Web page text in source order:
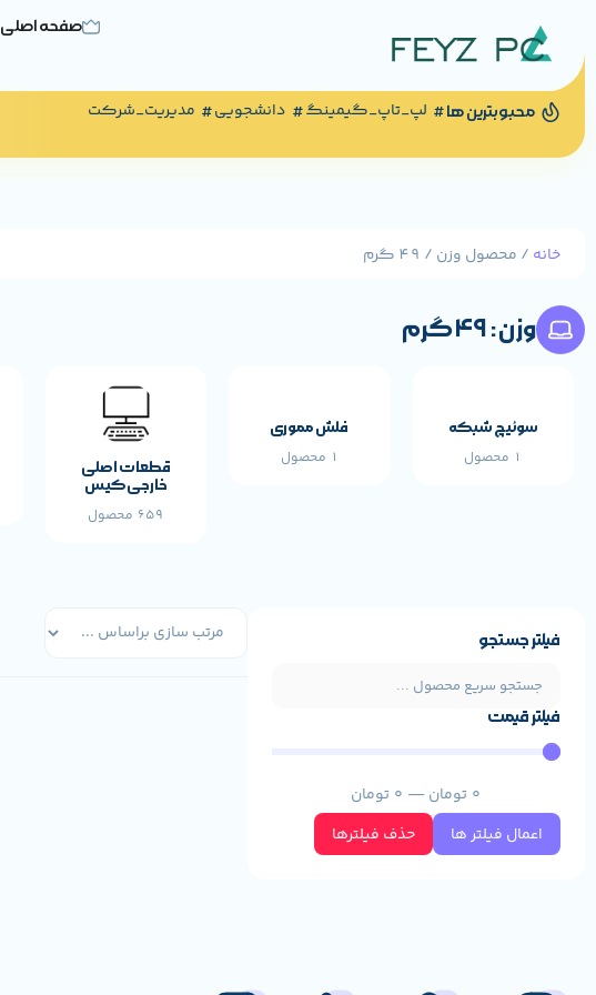
صفحه اصلی
محبوبترین ها لپ_تاپ_گیمینگ دانشجویی مدیریت_شرکت
خانه / محصول وزن / 49 گرم
وزن: 49 گرم
سوئیچ شبکه
1 محصول
فلش مموری
1 محصول
قطعات اصلی
خارجی کیس
659 محصول
فیلتر جستجو
فیلتر قیمت
0 تومان —
0 تومان
اعمال فیلتر ها
حذف فیلترها